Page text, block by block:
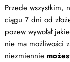
Przede wszystkim,
ciągu 7 dni od
pozew wywołał
nie ma możliwości
niezmiennie